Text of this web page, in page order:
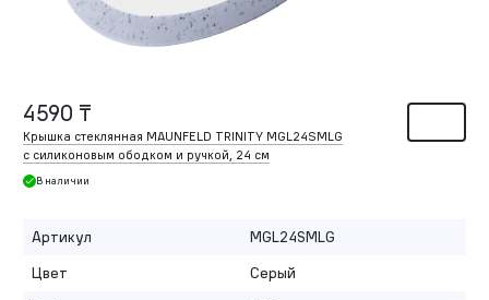
4590 ₸
Крышка стеклянная MAUNFELD TRINITY MGL24SMLG
с силиконовым ободком и ручкой, 24 см
В наличии
Артикул
MGL24SMLG
Цвет
Серый